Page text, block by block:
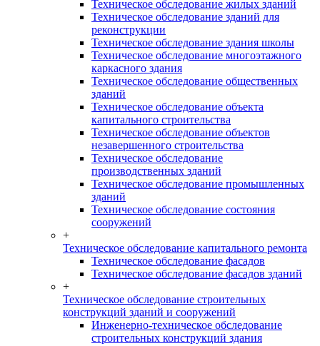
Техническое обследование жилых зданий
Техническое обследование зданий для
реконструкции
Техническое обследование здания школы
Техническое обследование многоэтажного
каркасного здания
Техническое обследование общественных
зданий
Техническое обследование объекта
капитального строительства
Техническое обследование объектов
незавершенного строительства
Техническое обследование
производственных зданий
Техническое обследование промышленных
зданий
Техническое обследование состояния
сооружений
+
Техническое обследование капитального ремонта
Техническое обследование фасадов
Техническое обследование фасадов зданий
+
Техническое обследование строительных
конструкций зданий и сооружений
Инженерно-техническое обследование
строительных конструкций здания